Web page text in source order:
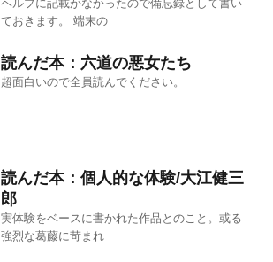
ヘルプに記載がなかったので備忘録として書い
ておきます。 端末の
読んだ本：六道の悪女たち
超面白いので全員読んでください。
読んだ本：個人的な体験/大江健三
郎
実体験をベースに書かれた作品とのこと。或る
強烈な葛藤に苛まれ